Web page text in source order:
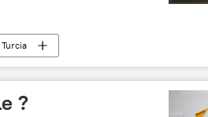
Turcia
?